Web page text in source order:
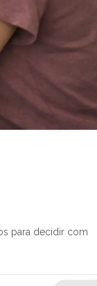
para decidir com